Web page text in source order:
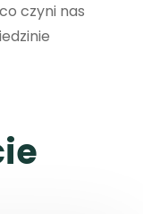
czyni nas
ie